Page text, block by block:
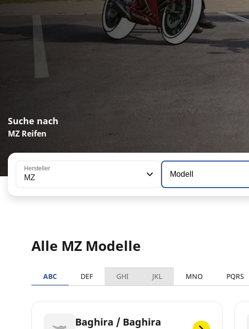
Suche nach
MZ Reifen
Hersteller
MZ Modell
Alle MZ Modelle
ABC DEF GHI JKL MNO PQRS
Baghira / Baghira